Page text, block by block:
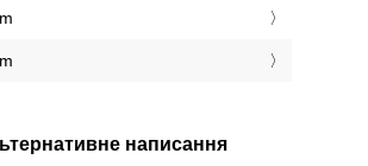
написання